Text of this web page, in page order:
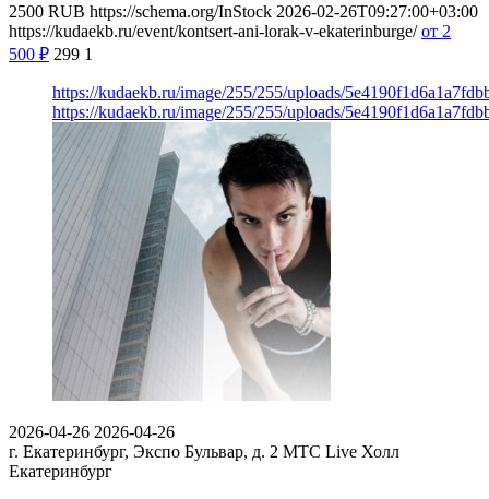
2500 RUB https://schema.org/InStock 2026-02-26T09:27:00+03:00
https://kudaekb.ru/event/kontsert-ani-lorak-v-ekaterinburge/ от 2
500 ₽ 299 1
https://kudaekb.ru/image/255/255/uploads/
https://kudaekb.ru/image/255/255/uploads/
2026-04-26 2026-04-26
г. Екатеринбург, Экспо Бульвар, д. 2 МТС Live Холл
Екатеринбург